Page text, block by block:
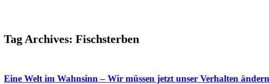
Tag Archives: Fischsterben
Eine Welt im Wahnsinn – Wir müssen jetzt unser Verhalten